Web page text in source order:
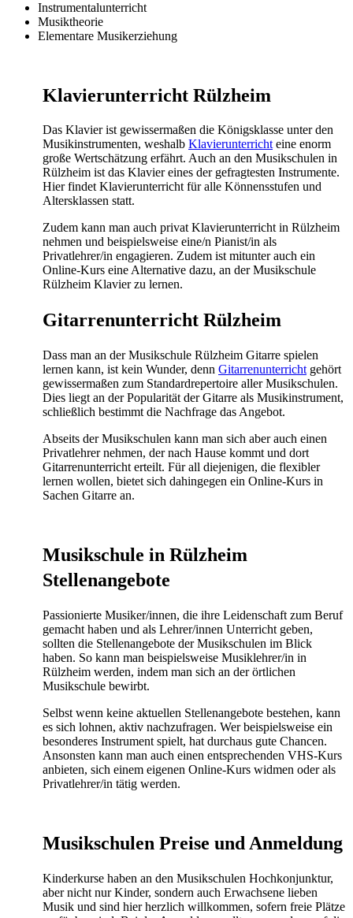
Instrumentalunterricht
Musiktheorie
Elementare Musikerziehung
Klavierunterricht Rülzheim
Das Klavier ist gewissermaßen die Königsklasse unter den
Musikinstrumenten, weshalb Klavierunterrichteine enorm
große Wertschätzung erfährt. Auch an den Musikschulen in
Rülzheim ist das Klavier eines der gefragtesten Instrumente.
Hier findet Klavierunterricht für alle Könnensstufen und
Altersklassen statt.
Zudem kann man auch privat Klavierunterricht in Rülzheim
nehmen und beispielsweise eine/n Pianist/in als
Privatlehrer/in engagieren. Zudem ist mitunter auch ein
Online-Kurs eine Alternative dazu, an der Musikschule
Rülzheim Klavier zu lernen.
Gitarrenunterricht Rülzheim
Dass man an der Musikschule Rülzheim Gitarre spielen
lernen kann, ist kein Wunder, denn Gitarrenunterricht gehört
gewissermaßen zum Standardrepertoire aller Musikschulen.
Dies liegt an der Popularität der Gitarre als Musikinstrument,
schließlich bestimmt die Nachfrage das Angebot.
Abseits der Musikschulen kann man sich aber auch einen
Privatlehrer nehmen, der nach Hause kommt und dort
Gitarrenunterricht erteilt. Für all diejenigen, die flexibler
lernen wollen, bietet sich dahingegen ein Online-Kurs in
Sachen Gitarre an.
Musikschule in Rülzheim
Stellenangebote
Passionierte Musiker/innen, die ihre Leidenschaft zum Beruf
gemacht haben und als Lehrer/innen Unterricht geben,
sollten die Stellenangebote der Musikschulen im Blick
haben. So kann man beispielsweise Musiklehrer/in in
Rülzheim werden, indem man sich an der örtlichen
Musikschule bewirbt.
Selbst wenn keine aktuellen Stellenangebote bestehen, kann
es sich lohnen, aktiv nachzufragen. Wer beispielsweise ein
besonderes Instrument spielt, hat durchaus gute Chancen.
Ansonsten kann man auch einen entsprechenden VHS-Kurs
anbieten, sich einem eigenen Online-Kurs widmen oder als
Privatlehrer/in tätig werden.
Musikschulen Preise und Anmeldung
Kinderkurse haben an den Musikschulen Hochkonjunktur,
aber nicht nur Kinder, sondern auch Erwachsene lieben
Musik und sind hier herzlich willkommen, sofern freie Plätze